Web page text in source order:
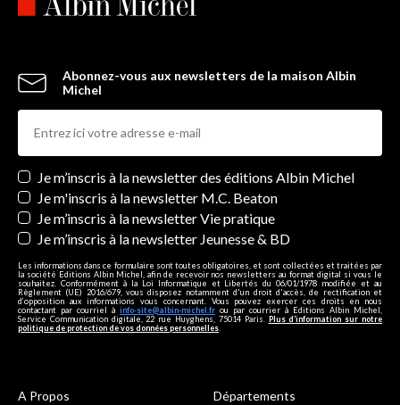
Abonnez-vous aux newsletters de la maison Albin
Michel
Newsletters
Je m’inscris à la newsletter des éditions Albin Michel
Je m'inscris à la newsletter M.C. Beaton
Je m’inscris à la newsletter Vie pratique
Je m’inscris à la newsletter Jeunesse & BD
Les informations dans ce formulaire sont toutes obligatoires, et sont collectées et traitées par
la société Editions Albin Michel, afin de recevoir nos newsletters au format digital si vous le
souhaitez. Conformément à la Loi Informatique et Libertés du 06/01/1978 modifiée et au
Règlement (UE) 2016/679, vous disposez notamment d'un droit d'accès, de rectification et
d’opposition aux informations vous concernant. Vous pouvez exercer ces droits en nous
contactant par courriel à info-site@albin-michel.fr ou par courrier à Editions Albin Michel,
Service Communication digitale, 22 rue Huyghens, 75014 Paris. Plus d’information sur notre
politique de protection de vos données personnelles
A Propos Départements